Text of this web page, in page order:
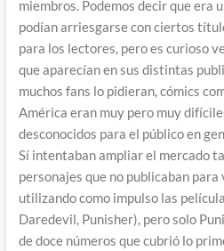
miembros. Podemos decir que era
podían arriesgarse con ciertos
para los lectores, pero es curioso
que aparecían en sus distintas
muchos fans lo pidieran, cómics
América eran muy pero muy
desconocidos para el público en
Sí intentaban ampliar el mercado
personajes que no publicaban para
utilizando como impulso las
Daredevil, Punisher), pero solo
de doce números que cubrió lo